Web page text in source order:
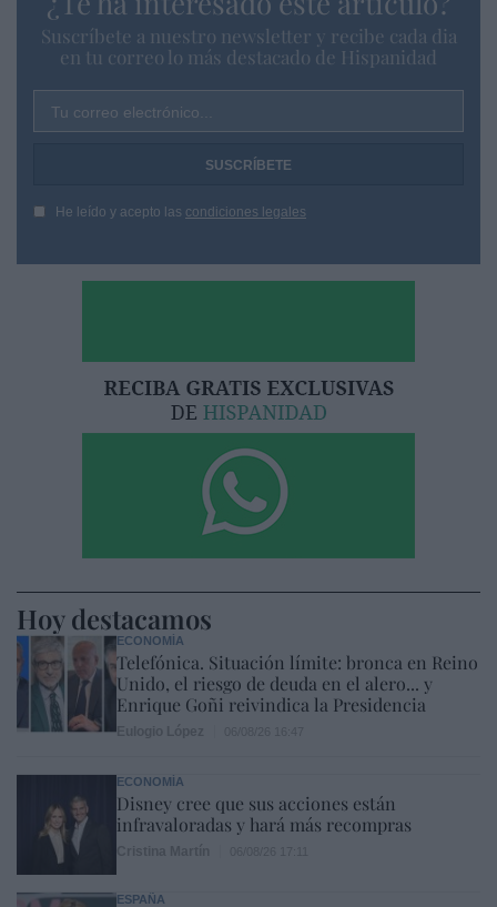
Suscríbete a nuestro newsletter y recibe cada dia
en tu correo lo más destacado de Hispanidad
Tu correo electrónico...
He leído y acepto las condiciones legales
Hoy destacamos
ECONOMÍA
Telefónica. Situación límite: bronca en Reino
Unido, el riesgo de deuda en el alero... y
Enrique Goñi reivindica la Presidencia
ECONOMÍA
Disney cree que sus acciones están
infravaloradas y hará más recompras
ESPAÑA